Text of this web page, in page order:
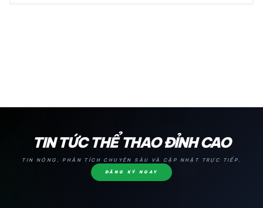
TIN TỨC THỂ THAO ĐỈNH CAO
TIN NÓNG, PHÂN TÍCH CHUYÊN SÂU VÀ CẬP NHẬT TRỰC TIẾP.
ĐĂNG KÝ NGAY